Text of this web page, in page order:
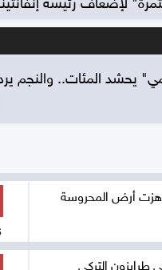
يحشد المئات.. والنجم
أرض المحروسة
التركي